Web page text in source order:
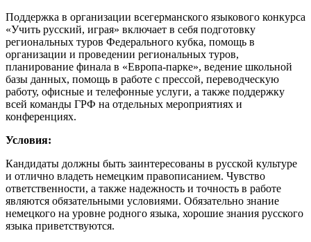
Поддержка в организации всегерманского языкового конкурса
«Учить русский, играя» включает в себя подготовку
региональных туров Федерального кубка, помощь в
организации и проведении региональных туров,
планирование финала в «Европа-парке», ведение школьной
базы данных, помощь в работе с прессой, переводческую
работу, офисные и телефонные услуги, а также поддержку
всей команды ГРФ на отдельных мероприятиях и
конференциях.
Условия:
Кандидаты должны быть заинтересованы в русской культуре
и отлично владеть немецким правописанием. Чувство
ответственности, а также надежность и точность в работе
являются обязательными условиями. Обязательно знание
немецкого на уровне родного языка, хорошие знания русского
языка приветствуются.